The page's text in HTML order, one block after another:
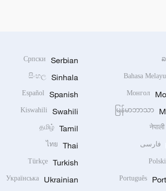
Bahasa Melayu
Монгол
မြန်မာဘာသာ
नेपाली
فارسی
Polski
Português
Serbian
Српски
Sinhala
සිංහල
Spanish
Español
Swahili
Kiswahili
Tamil
தமிழ்
Thai
ไทย
Turkish
Türkçe
Ukrainian
Українська